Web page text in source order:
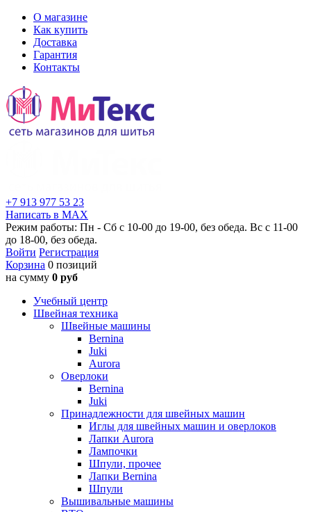
О магазине
Как купить
Доставка
Гарантия
Контакты
+7 913 977 53 23
Написать в MAX
Режим работы: Пн - Сб с 10-00 до 19-00, без обеда. Вс с 11-00
до 18-00, без обеда.
Войти Регистрация
Корзина 0 позиций
на сумму 0 руб
Учебный центр
Швейная техника
Швейные машины
Bernina
Juki
Aurora
Оверлоки
Bernina
Juki
Принадлежности для швейных машин
Иглы для швейных машин и оверлоков
Лапки Aurora
Лампочки
Шпули, прочее
Лапки Bernina
Шпули
Вышивальные машины